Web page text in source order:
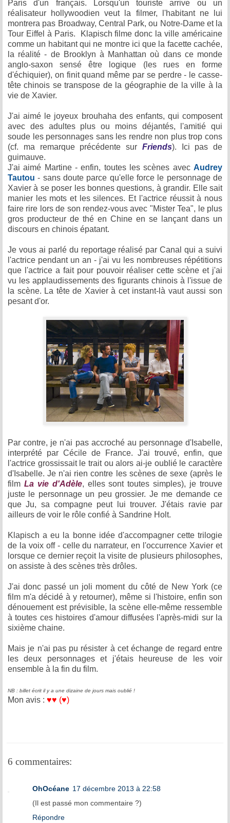
Paris d'un français. Lorsqu'un touriste arrive ou un
réalisateur hollywoodien veut la filmer, l'habitant ne lui
montrera pas Broadway, Central Park, ou Notre-Dame et la
Tour Eiffel à Paris. Klapisch filme donc la ville américaine
comme un habitant qui ne montre ici que la facette cachée,
la réalité - de Brooklyn à Manhattan où dans ce monde
anglo-saxon sensé être logique (les rues en forme
d'échiquier), on finit quand même par se perdre - le casse-
tête chinois se transpose de la géographie de la ville à la
vie de Xavier.
J'ai aimé le joyeux brouhaha des enfants, qui composent
avec des adultes plus ou moins déjantés, l'amitié qui
soude les personnages sans les rendre non plus trop cons
(cf. ma remarque précédente sur Friends). Ici pas de
guimauve.
J'ai aimé Martine - enfin, toutes les scènes avec Audrey
Tautou - sans doute parce qu'elle force le personnage de
Xavier à se poser les bonnes questions, à grandir. Elle sait
manier les mots et les silences. Et l'actrice réussit à nous
faire rire lors de son rendez-vous avec "Mister Tea", le plus
gros producteur de thé en Chine en se lançant dans un
discours en chinois épatant.
Je vous ai parlé du reportage réalisé par Canal qui a suivi
l'actrice pendant un an - j'ai vu les nombreuses répétitions
que l'actrice a fait pour pouvoir réaliser cette scène et j'ai
vu les applaudissements des figurants chinois à l'issue de
la scène. La tête de Xavier à cet instant-là vaut aussi son
pesant d'or.
Par contre, je n'ai pas accroché au personnage d'Isabelle,
interprété par Cécile de France. J'ai trouvé, enfin, que
l'actrice grossissait le trait ou alors ai-je oublié le caractère
d'Isabelle. Je n'ai rien contre les scènes de sexe (après le
film La vie d'Adèle, elles sont toutes simples), je trouve
juste le personnage un peu grossier. Je me demande ce
que Ju, sa compagne peut lui trouver. J'étais ravie par
ailleurs de voir le rôle confié à Sandrine Holt.
Klapisch a eu la bonne idée d'accompagner cette trilogie
de la voix off - celle du narrateur, en l'occurrence Xavier et
lorsque ce dernier reçoit la visite de plusieurs philosophes,
on assiste à des scènes très drôles.
J'ai donc passé un joli moment du côté de New York (ce
film m'a décidé à y retourner), même si l'histoire, enfin son
dénouement est prévisible, la scène elle-même ressemble
à toutes ces histoires d'amour diffusées l'après-midi sur la
sixième chaine.
Mais je n'ai pas pu résister à cet échange de regard entre
les deux personnages et j'étais heureuse de les voir
ensemble à la fin du film.
NB : billet écrit il y a une dizaine de jours mais oublié !
Mon avis : ♥♥ (♥)
6 commentaires:
OhOcéane 17 décembre 2013 à 22:58
(Il est passé mon commentaire ?)
Répondre